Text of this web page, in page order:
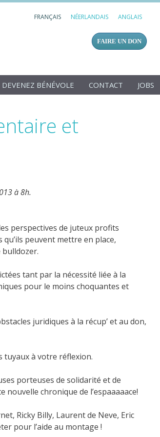
FRANÇAIS NÉERLANDAIS ANGLAIS
FAIRE UN DON
DEVENEZ BÉNÉVOLE CONTACT JOBS
et
à 8h.
perspectives de juteux profits
peuvent mettre en place,
tant par la nécessité liée à la
pour le moins choquantes et
juridiques à la récup’ et au don,
à votre réflexion.
porteuses de solidarité et de
chronique de l’espaaaaace!
Ricky Billy, Laurent de Neve, Eric
pour l’aide au montage !